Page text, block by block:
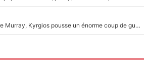
Victime de racisme contre Murray, Kyrgios pousse un énorme coup de gueule !